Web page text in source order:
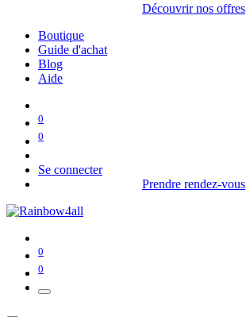
Découvrir nos offres
Boutique
Guide d'achat
Blog
Aide
0
0
Se connecter
Prendre rendez-vous
0
0